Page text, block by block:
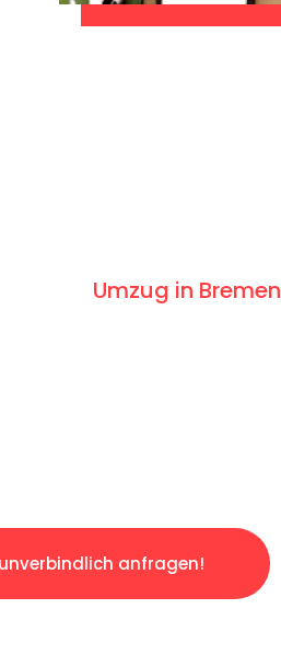
Umzug in Bremen
anfragen!